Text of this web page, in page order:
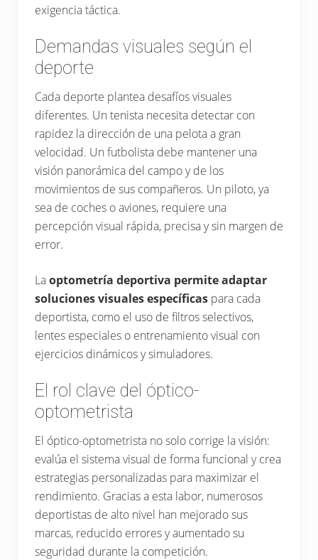
exigencia táctica.
Demandas visuales según el
deporte
Cada deporte plantea desafíos visuales
diferentes. Un tenista necesita detectar con
rapidez la dirección de una pelota a gran
velocidad. Un futbolista debe mantener una
visión panorámica del campo y de los
movimientos de sus compañeros. Un piloto, ya
sea de coches o aviones, requiere una
percepción visual rápida, precisa y sin margen de
error.
Laoptometría deportiva permite adaptar
soluciones visuales específicas para cada
deportista, como el uso de filtros selectivos,
lentes especiales o entrenamiento visual con
ejercicios dinámicos y simuladores.
El rol clave del óptico-
optometrista
El óptico-optometrista no solo corrige la visión:
evalúa el sistema visual de forma funcional y crea
estrategias personalizadas para maximizar el
rendimiento. Gracias a esta labor, numerosos
deportistas de alto nivel han mejorado sus
marcas, reducido errores y aumentado su
seguridad durante la competición.